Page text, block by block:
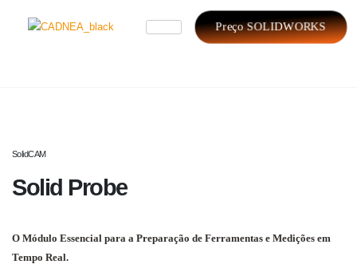
Preço SOLIDWORKS
SolidCAM
Solid Probe
O Módulo Essencial para a Preparação de Ferramentas e Medições em
Tempo Real.